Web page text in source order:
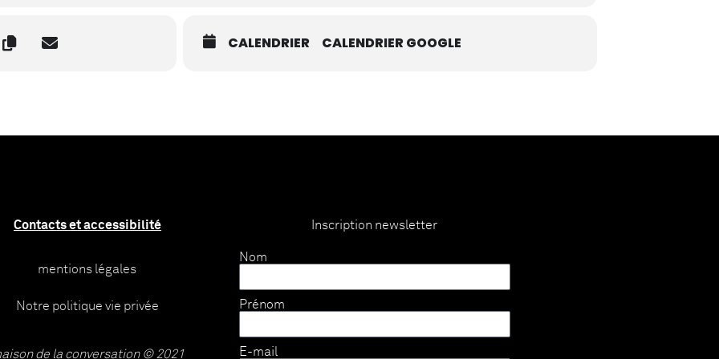
CALENDRIER CALENDRIER GOOGLE
Contacts et accessibilité
mentions légales
Notre politique vie privée
de la conversation © 2021
Inscription newsletter
Nom
Prénom
E-mail